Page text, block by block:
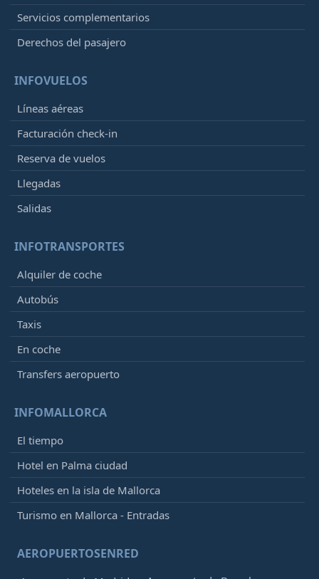
Servicios complementarios
Derechos del pasajero
INFOVUELOS
Líneas aéreas
Facturación check-in
Reserva de vuelos
Llegadas
Salidas
INFOTRANSPORTES
Alquiler de coche
Autobús
Taxis
En coche
Transfers aeropuerto
INFOMALLORCA
El tiempo
Hotel en Palma ciudad
Hoteles en la isla de Mallorca
Turismo en Mallorca - Entradas
AEROPUERTOSENRED